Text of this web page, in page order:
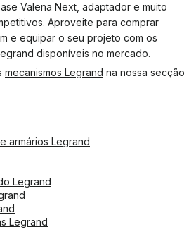
Valena Next, adaptador e muito
Aproveite para comprar
e equipar o seu projeto com os
disponíveis no mercado.
mecanismos Legrand na nossa secção
armários Legrand
Legrand
Legrand